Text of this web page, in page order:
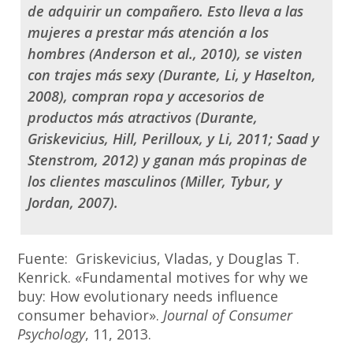
de adquirir un compañero. Esto lleva a las
mujeres a prestar más atención a los
hombres (Anderson et al., 2010), se visten
con trajes más sexy (Durante, Li, y Haselton,
2008), compran ropa y accesorios de
productos más atractivos (Durante,
Griskevicius, Hill, Perilloux, y Li, 2011; Saad y
Stenstrom, 2012) y ganan más propinas de
los clientes masculinos (Miller, Tybur, y
Jordan, 2007).
Fuente: Griskevicius, Vladas, y Douglas T.
Kenrick. «Fundamental motives for why we
buy: How evolutionary needs influence
consumer behavior».Journal of Consumer
Psychology, 11, 2013.